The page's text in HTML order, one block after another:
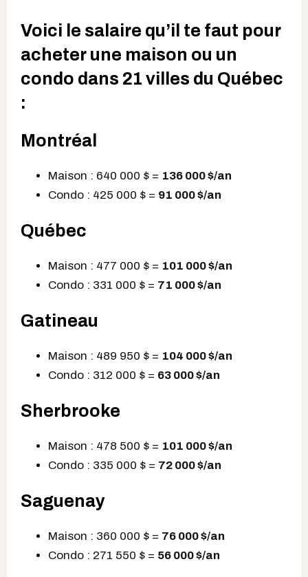
Voici le salaire qu’il te faut pour
acheter une maison ou un
condo dans 21 villes du Québec
:
Montréal
Maison : 640 000 $ = 136 000 $/an
Condo : 425 000 $ = 91 000 $/an
Québec
Maison : 477 000 $ = 101 000 $/an
Condo : 331 000 $ = 71 000 $/an
Gatineau
Maison : 489 950 $ = 104 000 $/an
Condo : 312 000 $ = 63 000 $/an
Sherbrooke
Maison : 478 500 $ = 101 000 $/an
Condo : 335 000 $ = 72 000 $/an
Saguenay
Maison : 360 000 $ = 76 000 $/an
Condo : 271 550 $ = 56 000 $/an